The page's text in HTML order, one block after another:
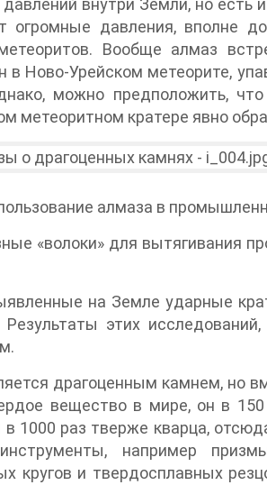
внутри Земли, но есть
огромные давления, вполне
Вообще алмаз
в Ново-Урейском метеорите,
можно предположить,
метеоритном кратере явно
алмаза в
«волоки» для вытягивания
на Земле ударные
Результаты этих
драгоценным камнем, но
вещество в мире, он в
в 1000 раз тверже кварца,
например
кругов и твердосплавных